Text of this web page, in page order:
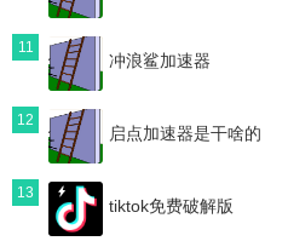
11
冲浪鲨加速器
12
启点加速器是干啥的
13
tiktok免费破解版